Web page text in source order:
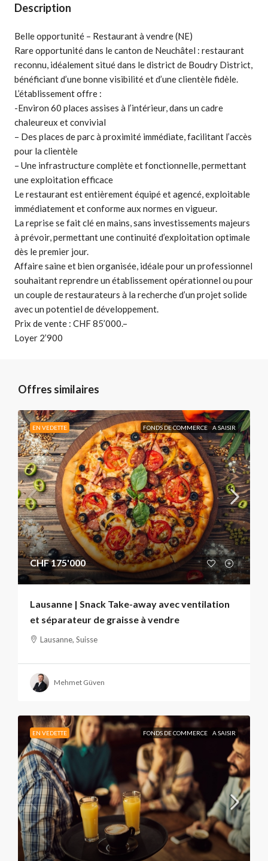
Description
Belle opportunité – Restaurant à vendre (NE)
Rare opportunité dans le canton de Neuchâtel : restaurant
reconnu, idéalement situé dans le district de Boudry District,
bénéficiant d’une bonne visibilité et d’une clientèle fidèle.
L’établissement offre :
-Environ 60 places assises à l’intérieur, dans un cadre
chaleureux et convivial
– Des places de parc à proximité immédiate, facilitant l’accès
pour la clientèle
– Une infrastructure complète et fonctionnelle, permettant
une exploitation efficace
Le restaurant est entièrement équipé et agencé, exploitable
immédiatement et conforme aux normes en vigueur.
La reprise se fait clé en mains, sans investissements majeurs
à prévoir, permettant une continuité d’exploitation optimale
dès le premier jour.
Affaire saine et bien organisée, idéale pour un professionnel
souhaitant reprendre un établissement opérationnel ou pour
un couple de restaurateurs à la recherche d’un projet solide
avec un potentiel de développement.
Prix de vente : CHF 85’000.–
Loyer 2’900
Offres similaires
EN VEDETTE FONDS DE COMMERCE A SAISIR
CHF 175'000
Lausanne | Snack Take-away avec ventilation
et séparateur de graisse à vendre
Lausanne, Suisse
Mehmet Güven
EN VEDETTE FONDS DE COMMERCE A SAISIR